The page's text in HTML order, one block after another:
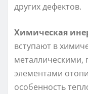
других дефектов.
Химическая
вступают в
металлическими,
элементами
особенность